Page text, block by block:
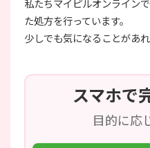
た処方を行っています。
少しでも気になることがあ
スマホで
目的に応